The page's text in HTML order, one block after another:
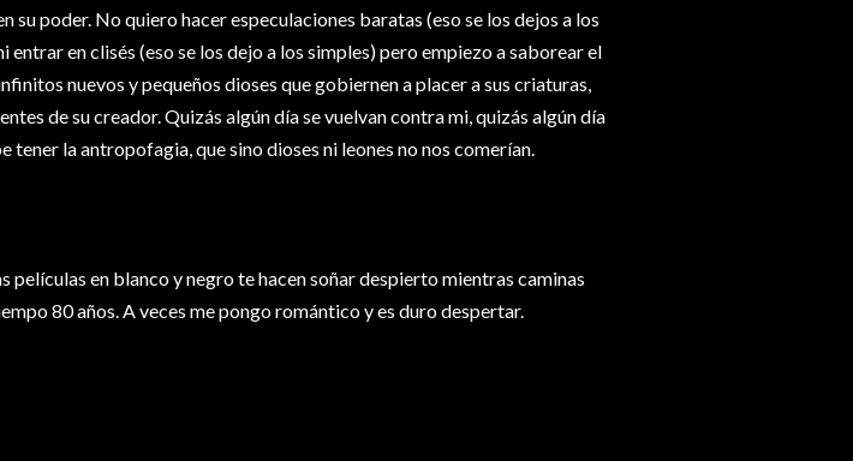
su poder. No quiero hacer especulaciones baratas (eso se los dejos a los
entrar en clisés (eso se los dejo a los simples) pero empiezo a saborear el
nuevos y pequeños dioses que gobiernen a placer a sus criaturas,
de su creador. Quizás algún día se vuelvan contra mi, quizás algún día
tener la antropofagia, que sino dioses ni leones no nos comerían.
películas en blanco y negro te hacen soñar despierto mientras caminas
80 años. A veces me pongo romántico y es duro despertar.